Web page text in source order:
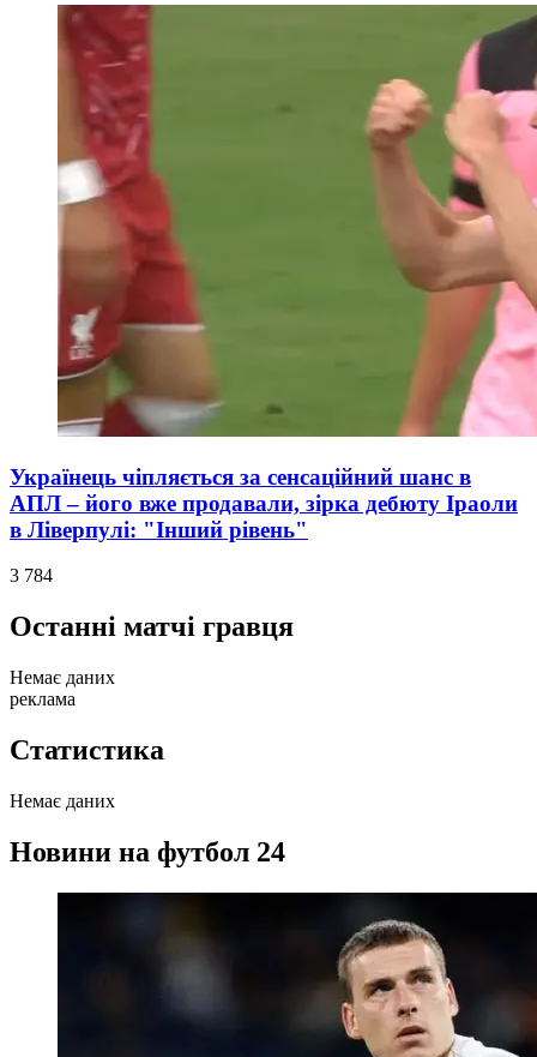
Українець чіпляється за сенсаційний шанс в
АПЛ – його вже продавали, зірка дебюту Іраоли
в Ліверпулі: "Інший рівень"
3 784
Останні матчі гравця
Немає даних
реклама
Статистика
Немає даних
Новини на футбол 24